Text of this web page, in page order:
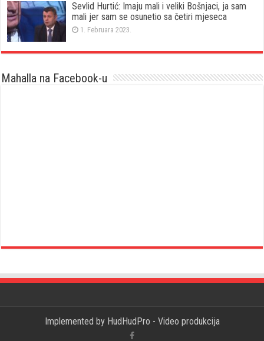
Sevlid Hurtić: Imaju mali i veliki Bošnjaci, ja sam
mali jer sam se osunetio sa četiri mjeseca
1. Februara 2023.
Mahalla na Facebook-u
Implemented by HudHudPro - Video produkcija